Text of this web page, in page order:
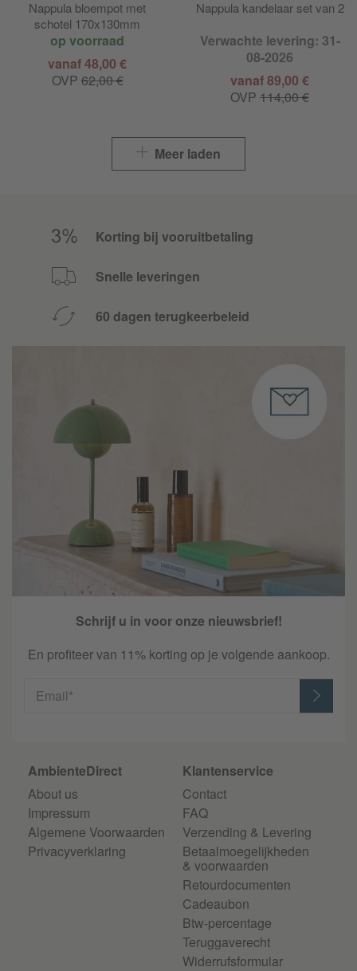
Nappula bloempot met
schotel 170x130mm
op voorraad
vanaf 48,00 €
OVP62,00 €
Nappula kandelaar set van 2
Verwachte levering: 31-
08-2026
vanaf 89,00 €
OVP 114,00 €
Meer laden
Korting bij vooruitbetaling
Snelle leveringen
60 dagen terugkeerbeleid
Schrijf u in voor onze nieuwsbrief!
En profiteer van 11% korting op je volgende aankoop.
Email*
AmbienteDirect
About us
Impressum
Algemene Voorwaarden
Privacyverklaring
Klantenservice
Contact
FAQ
Verzending & Levering
Betaalmoegelijkheden
& voorwaarden
Retourdocumenten
Cadeaubon
Btw-percentage
Teruggaverecht
Widerrufsformular